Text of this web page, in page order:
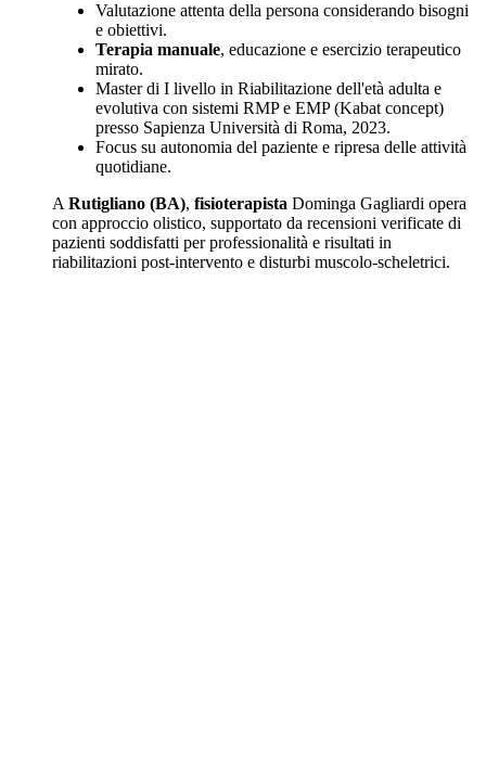
Valutazione attenta della persona considerando bisogni
e obiettivi.
Terapia manuale, educazione e esercizio terapeutico
mirato.
Master di I livello in Riabilitazione dell'età adulta e
evolutiva con sistemi RMP e EMP (Kabat concept)
presso Sapienza Università di Roma, 2023.
Focus su autonomia del paziente e ripresa delle attività
quotidiane.
A Rutigliano (BA), fisioterapista Dominga Gagliardi opera
con approccio olistico, supportato da recensioni verificate di
pazienti soddisfatti per professionalità e risultati in
riabilitazioni post-intervento e disturbi muscolo-scheletrici.